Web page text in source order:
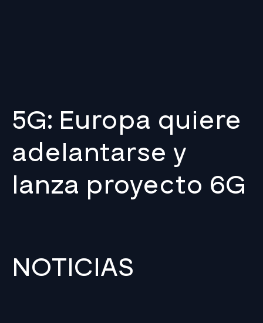
5G: Europa quiere
adelantarse y
lanza proyecto 6G
NOTICIAS